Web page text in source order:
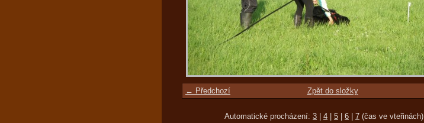
← Předchozí Zpět do složky
Automatické procházení: 3 4 5 6 7 (čas ve vteřinách)